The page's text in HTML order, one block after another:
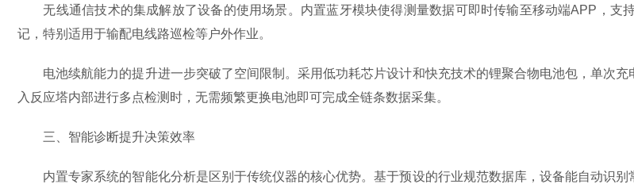
无线通信技术的集成解放了设备的使用场景。内置蓝牙模块使得测量数据可即时传输至移动端APP，支
记，特别适用于输配电线路巡检等户外作业。
电池续航能力的提升进一步突破了空间限制。采用低功耗芯片设计和快充技术的锂聚合物电池包，单次充
入反应塔内部进行多点检测时，无需频繁更换电池即可完成全链条数据采集。
三、智能诊断提升决策效率
内置专家系统的智能化分析是区别于传统仪器的核心优势。基于预设的行业规范数据库，设备能自动识别